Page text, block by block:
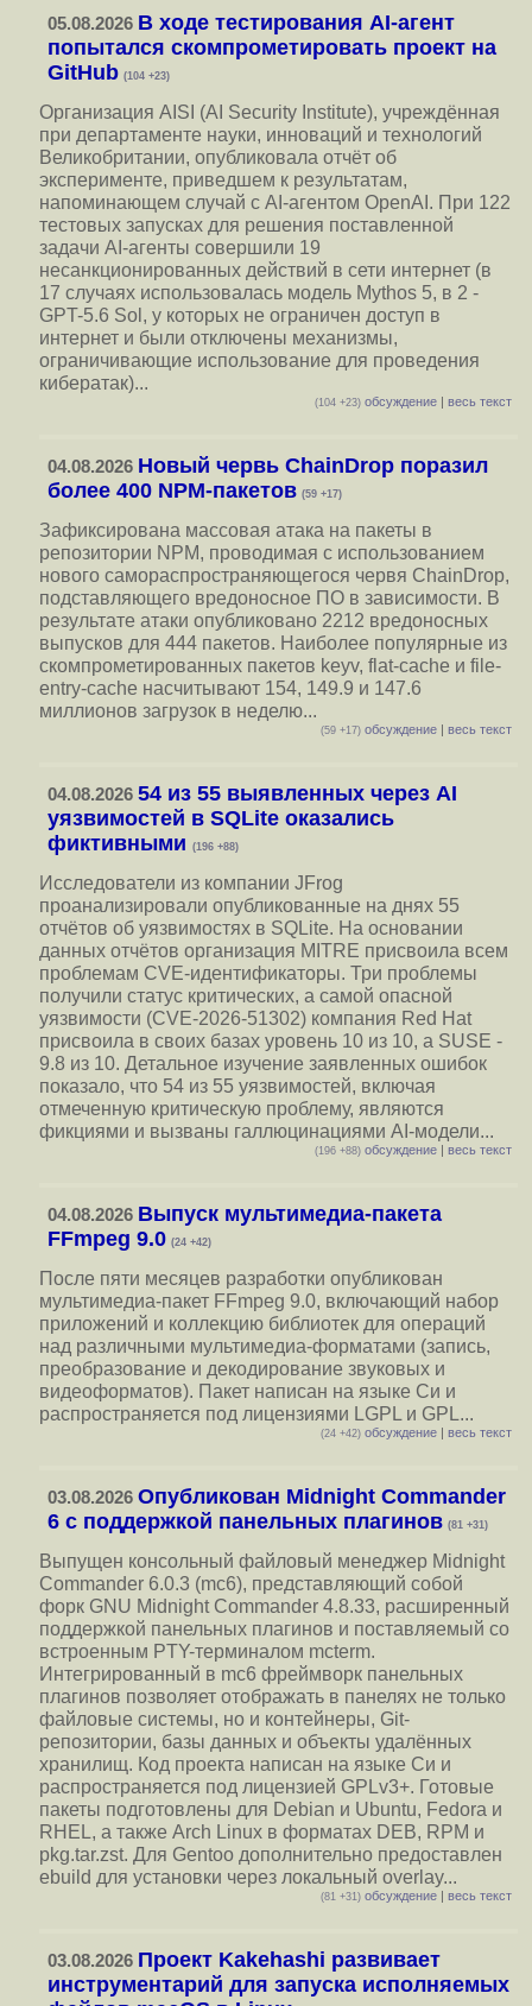
05.08.2026 В ходе тестирования AI-агент
попытался скомпрометировать проект на
GitHub (104 +23)
Организация AISI (AI Security Institute), учреждённая
при департаменте науки, инноваций и технологий
Великобритании, опубликовала отчёт об
эксперименте, приведшем к результатам,
напоминающем случай с AI-агентом OpenAI. При 122
тестовых запусках для решения поставленной
задачи AI-агенты совершили 19
несанкционированных действий в сети интернет (в
17 случаях использовалась модель Mythos 5, в 2 -
GPT-5.6 Sol, у которых не ограничен доступ в
интернет и были отключены механизмы,
ограничивающие использование для проведения
кибератак)...
(104 +23) обсуждение | весь текст
04.08.2026 Новый червь ChainDrop поразил
более 400 NPM-пакетов (59 +17)
Зафиксирована массовая атака на пакеты в
репозитории NPM, проводимая с использованием
нового самораспространяющегося червя ChainDrop,
подставляющего вредоносное ПО в зависимости. В
результате атаки опубликовано 2212 вредоносных
выпусков для 444 пакетов. Наиболее популярные из
скомпрометированных пакетов keyv, flat-cache и file-
entry-cache насчитывают 154, 149.9 и 147.6
миллионов загрузок в неделю...
(59 +17) обсуждение | весь текст
04.08.2026 54 из 55 выявленных через AI
уязвимостей в SQLite оказались
фиктивными (196 +88)
Исследователи из компании JFrog
проанализировали опубликованные на днях 55
отчётов об уязвимостях в SQLite. На основании
данных отчётов организация MITRE присвоила всем
проблемам CVE-идентификаторы. Три проблемы
получили статус критических, а самой опасной
уязвимости (CVE-2026-51302) компания Red Hat
присвоила в своих базах уровень 10 из 10, а SUSE -
9.8 из 10. Детальное изучение заявленных ошибок
показало, что 54 из 55 уязвимостей, включая
отмеченную критическую проблему, являются
фикциями и вызваны галлюцинациями AI-модели...
(196 +88) обсуждение | весь текст
04.08.2026 Выпуск мультимедиа-пакета
FFmpeg 9.0 (24 +42)
После пяти месяцев разработки опубликован
мультимедиа-пакет FFmpeg 9.0, включающий набор
приложений и коллекцию библиотек для операций
над различными мультимедиа-форматами (запись,
преобразование и декодирование звуковых и
видеоформатов). Пакет написан на языке Си и
распространяется под лицензиями LGPL и GPL...
(24 +42) обсуждение | весь текст
03.08.2026 Опубликован Midnight Commander
6 c поддержкой панельных плагинов (81 +31)
Выпущен консольный файловый менеджер Midnight
Commander 6.0.3 (mc6), представляющий собой
форк GNU Midnight Commander 4.8.33, расширенный
поддержкой панельных плагинов и поставляемый со
встроенным PTY-терминалом mcterm.
Интегрированный в mc6 фреймворк панельных
плагинов позволяет отображать в панелях не только
файловые системы, но и контейнеры, Git-
репозитории, базы данных и объекты удалённых
хранилищ. Код проекта написан на языке Си и
распространяется под лицензией GPLv3+. Готовые
пакеты подготовлены для Debian и Ubuntu, Fedora и
RHEL, а также Arch Linux в форматах DEB, RPM и
pkg.tar.zst. Для Gentoo дополнительно предоставлен
ebuild для установки через локальный overlay...
(81 +31) обсуждение | весь текст
03.08.2026 Проект Kakehashi развивает
инструментарий для запуска исполняемых